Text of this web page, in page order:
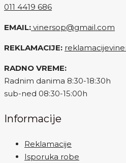
011 4419 686
EMAIL: vinersop@gmail.com
REKLAMACIJE:
RADNO VREME:
Radnim danima 8:30-18:30h
sub-ned 08:30-15:00h
Informacije
Reklamacije
Isporuka robe